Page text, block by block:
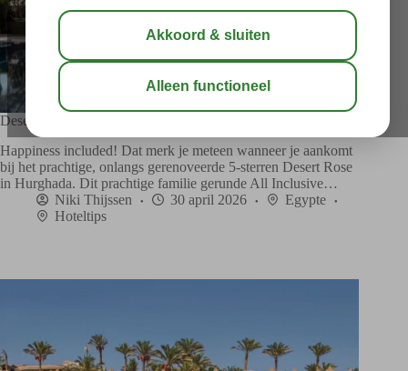
Desert Rose: jouw thuis aan de Rode Zee
Happiness included! Dat merk je meteen wanneer je aankomt
bij het prachtige, onlangs gerenoveerde 5-sterren Desert Rose
in Hurghada. Dit prachtige familie gerunde All Inclusive…
Niki Thijssen
30 april 2026
Egypte
Hoteltips